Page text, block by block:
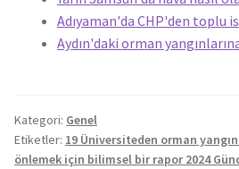
Adıyaman'da CHP'den toplu
Aydın'daki orman
Kategori: Genel
Etiketler: 19 Üniversiteden orman
önlemek için bilimsel bir rapor 2024